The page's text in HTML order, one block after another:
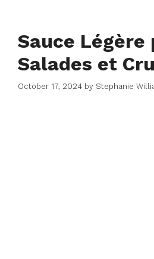
Sauce Légère
Salades et
October 17, 2024 by Stephanie